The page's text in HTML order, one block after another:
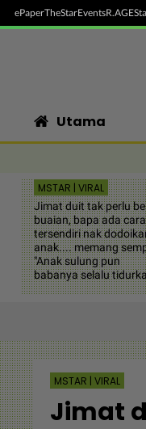
ePaperTheStarEventsR.AGE
Utama
MSTAR | VIRAL
Jimat duit tak perlu
buaian, bapa ada cara
tersendiri nak
anak.... memang
"Anak sulung pun
babanya selalu
MSTAR | VIRAL
Jimat